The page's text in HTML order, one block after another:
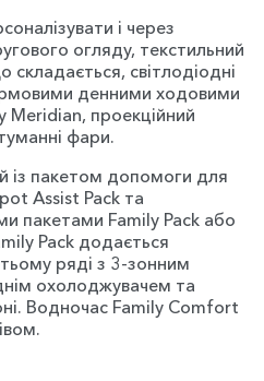
і через
огляду, текстильний
світлодіодні
денними ходовими
Meridian, проекційний
фари.
із пакетом допомоги для
Assist Pack та
пакетами Family Pack або
Pack додається
ряді з 3-зонним
охолоджувачем та
Водночас Family Comfort